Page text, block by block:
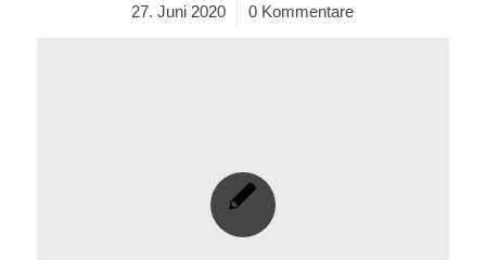
27. Juni 2020
/ 0 Kommentare